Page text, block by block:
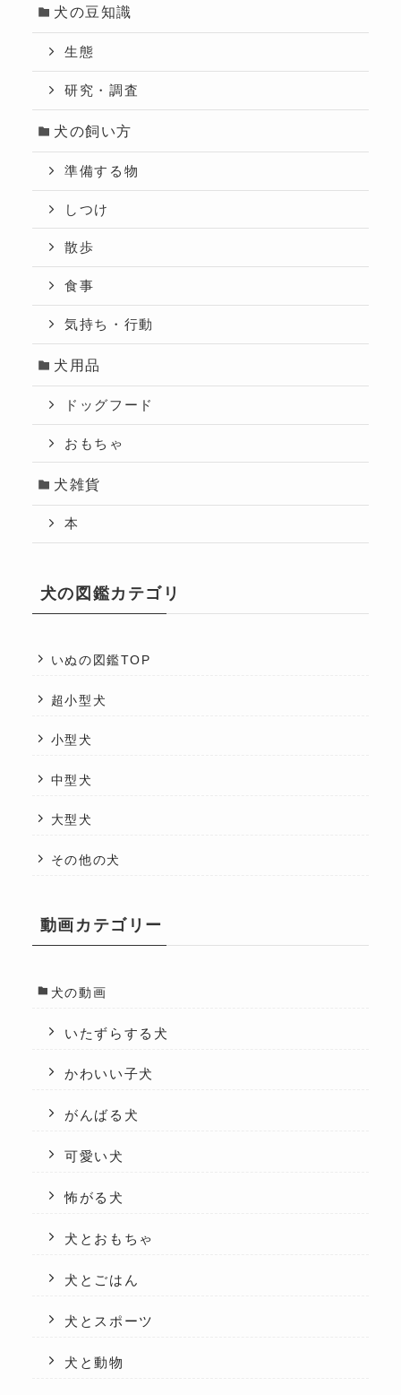
犬の豆知識
生態
研究・調査
犬の飼い方
準備する物
しつけ
散歩
食事
気持ち・行動
犬用品
ドッグフード
おもちゃ
犬雑貨
本
犬の図鑑カテゴリ
いぬの図鑑TOP
超小型犬
小型犬
中型犬
大型犬
その他の犬
動画カテゴリー
犬の動画
いたずらする犬
かわいい子犬
がんばる犬
可愛い犬
怖がる犬
犬とおもちゃ
犬とごはん
犬とスポーツ
犬と動物